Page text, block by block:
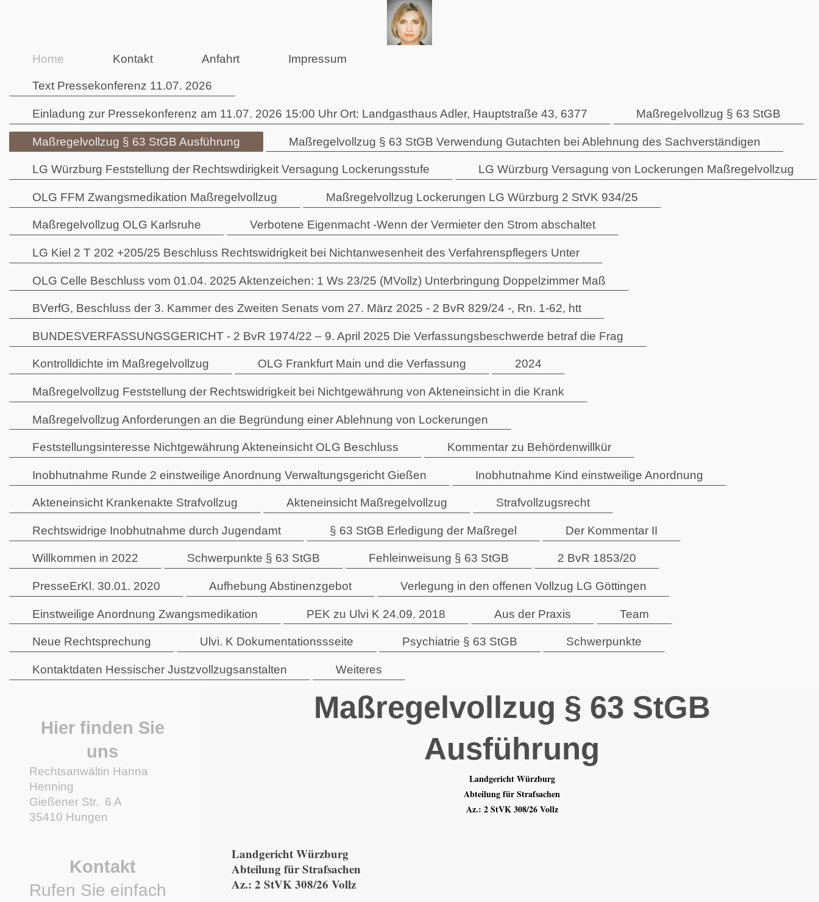
Home Kontakt Anfahrt Impressum
Text Pressekonferenz 11.07. 2026
Einladung zur Pressekonferenz am 11.07. 2026 15:00 Uhr Ort: Landgasthaus Adler, Hauptstraße 43, 6377 Maßregelvollzug § 63 StGB
Maßregelvollzug § 63 StGB Ausführung Maßregelvollzug § 63 StGB Verwendung Gutachten bei Ablehnung des Sachverständigen
LG Würzburg Feststellung der Rechtswdirigkeit Versagung Lockerungsstufe LG Würzburg Versagung von Lockerungen Maßregelvollzug
OLG FFM Zwangsmedikation Maßregelvollzug Maßregelvollzug Lockerungen LG Würzburg 2 StVK 934/25
Maßregelvollzug OLG Karlsruhe Verbotene Eigenmacht -Wenn der Vermieter den Strom abschaltet
LG Kiel 2 T 202 +205/25 Beschluss Rechtswidrigkeit bei Nichtanwesenheit des Verfahrenspflegers Unter
OLG Celle Beschluss vom 01.04. 2025 Aktenzeichen: 1 Ws 23/25 (MVollz) Unterbringung Doppelzimmer Maß
BVerfG, Beschluss der 3. Kammer des Zweiten Senats vom 27. März 2025 - 2 BvR 829/24 -, Rn. 1-62, htt
BUNDESVERFASSUNGSGERICHT - 2 BvR 1974/22 – 9. April 2025 Die Verfassungsbeschwerde betraf die Frag
Kontrolldichte im Maßregelvollzug OLG Frankfurt Main und die Verfassung 2024
Maßregelvollzug Feststellung der Rechtswidrigkeit bei Nichtgewährung von Akteneinsicht in die Krank
Maßregelvollzug Anforderungen an die Begründung einer Ablehnung von Lockerungen
Feststellungsinteresse Nichtgewährung Akteneinsicht OLG Beschluss Kommentar zu Behördenwillkür
Inobhutnahme Runde 2 einstweilige Anordnung Verwaltungsgericht Gießen Inobhutnahme Kind einstweilige Anordnung
Akteneinsicht Krankenakte Strafvollzug Akteneinsicht Maßregelvollzug Strafvollzugsrecht
Rechtswidrige Inobhutnahme durch Jugendamt § 63 StGB Erledigung der Maßregel Der Kommentar II
Willkommen in 2022 Schwerpunkte § 63 StGB Fehleinweisung § 63 StGB 2 BvR 1853/20
PresseErKl. 30.01. 2020 Aufhebung Abstinenzgebot Verlegung in den offenen Vollzug LG Göttingen
Einstweilige Anordnung Zwangsmedikation PEK zu Ulvi K 24.09. 2018 Aus der Praxis Team
Neue Rechtsprechung Ulvi. K Dokumentationssseite Psychiatrie § 63 StGB Schwerpunkte
Kontaktdaten Hessischer Justzvollzugsanstalten Weiteres
Maßregelvollzug § 63 StGB
Ausführung
Landgericht Würzburg
Abteilung für Strafsachen
Az.: 2 StVK 308/26 Vollz
Landgericht Würzburg
Abteilung für Strafsachen
Az.: 2 StVK 308/26 Vollz
Hier finden Sie
uns
Rechtsanwältin Hanna
Henning
Gießener Str. 6 A
35410 Hungen
Kontakt
Rufen Sie einfach